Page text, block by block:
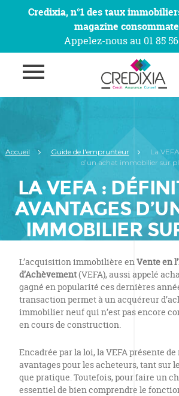
Credixia, n°1 des taux
magazine
Appelez-nous au 01 85
Accueil Guide de l'emprunteur
La
d’un achat immobilier sur
LA VEFA :
AVANTAGES
IMMOBILIER
L’acquisition immobilière enVente en
d’Achèvement(VEFA), aussi appelé
gagné en popularité ces dernières
transaction permet à un acquéreur
immobilier neuf qui n’est pas encore
en cours de construction.
Encadrée par la loi, la VEFA présente
avantages pour les acheteurs, tant sur
que pratique. Toutefois, pour faire un
essentiel de bien comprendre le